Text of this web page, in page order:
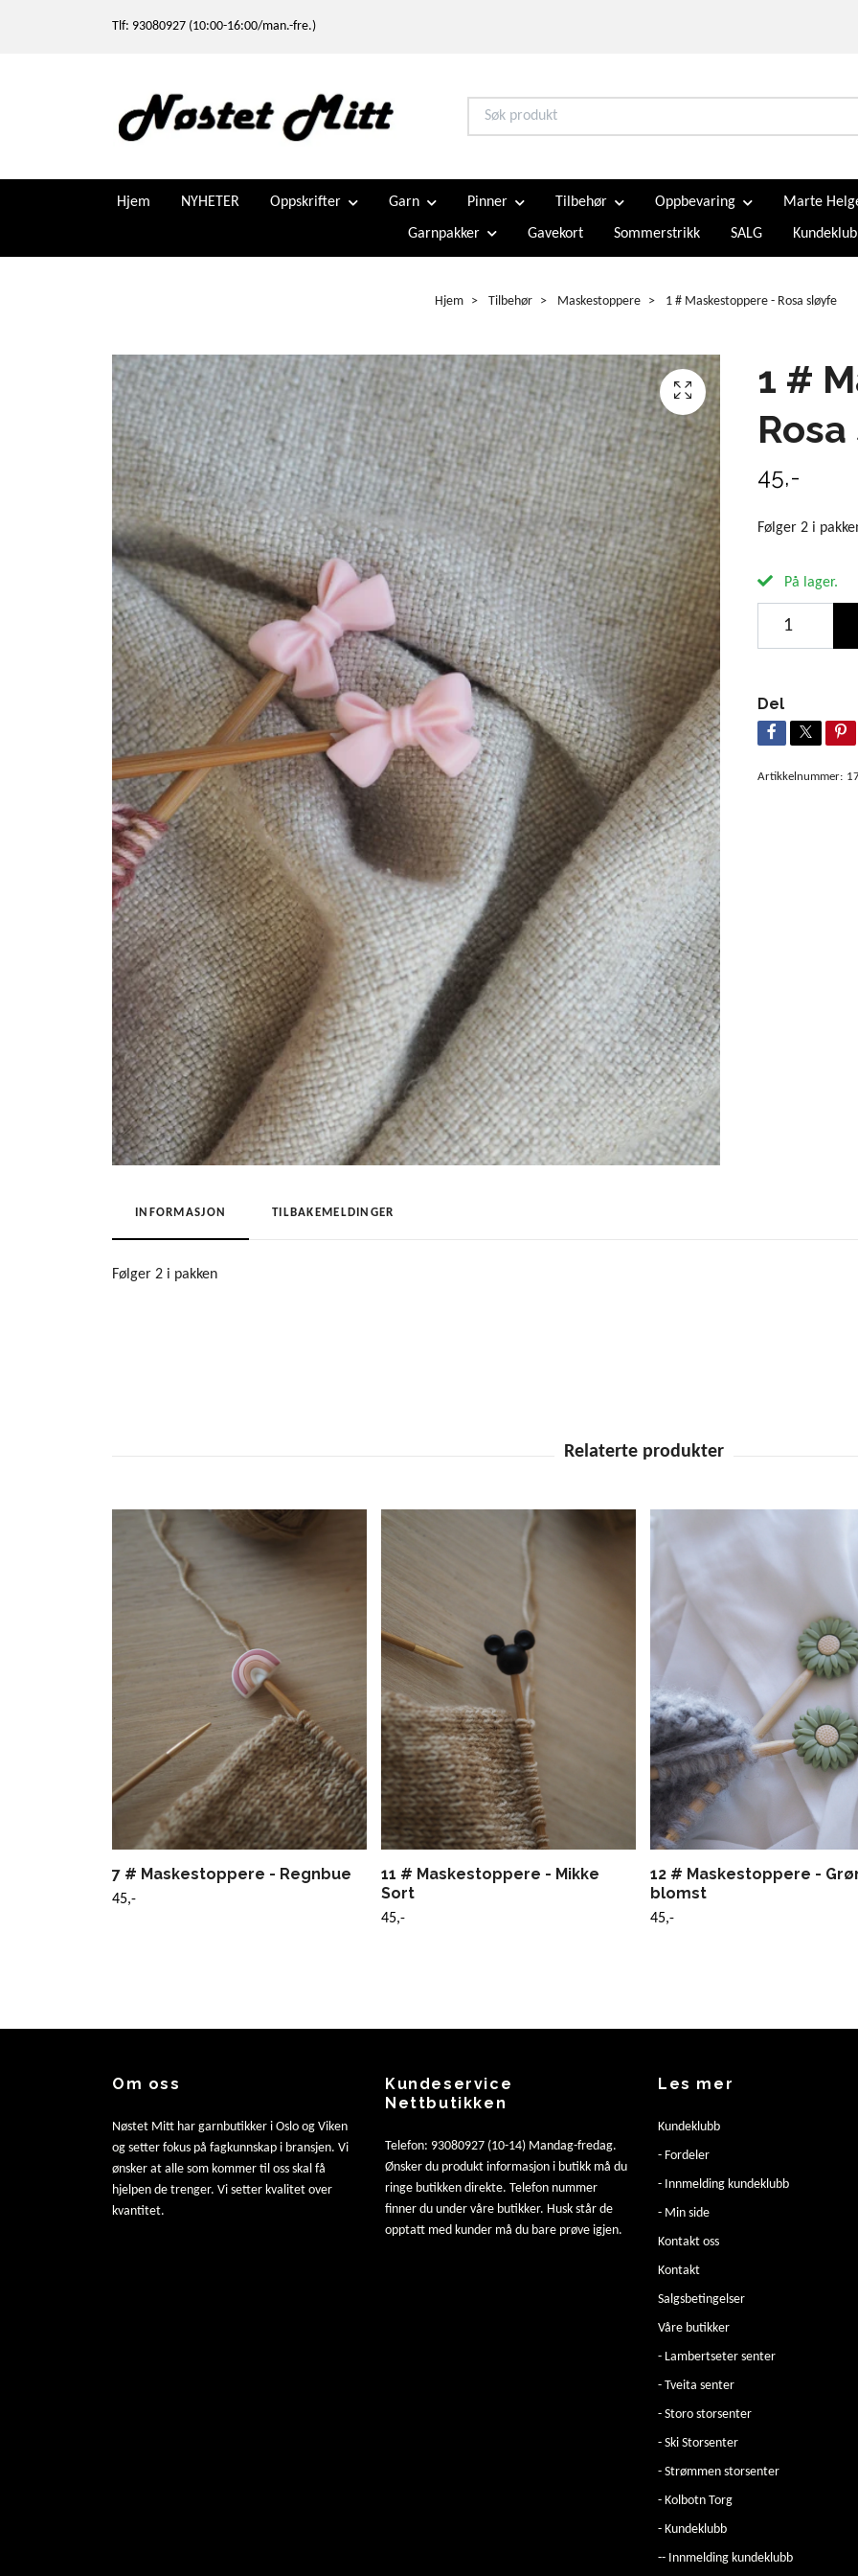
Tlf: 93080927 (10:00-16:00/man.-fre.)
Hjem NYHETER Oppskrifter Garn Pinner Tilbehør Oppbevaring Marte
Garnpakker Gavekort Sommerstrikk SALG
Hjem Tilbehør Maskestoppere 1 # Maskestoppere - Rosa sløyfe
1 #
45,-
Følger 2 i
På lager.
Del
Artikkelnummer:
INFORMASJON TILBAKEMELDINGER
Følger 2 i pakken
7 # Maskestoppere - Regnbue
45,-
11 # Maskestoppere - Mikke
Sort
45,-
12 # Maskestoppere -
blomst
45,-
Om oss
Nøstet Mitt har garnbutikker i Oslo og Viken
og setter fokus på fagkunnskap i bransjen. Vi
ønsker at alle som kommer til oss skal få
hjelpen de trenger. Vi setter kvalitet over
kvantitet.
Kundeservice
Nettbutikken
Telefon: 93080927 (10-14) Mandag-fredag.
Ønsker du produkt informasjon i butikk må du
ringe butikken direkte. Telefon nummer
finner du under våre butikker. Husk står de
opptatt med kunder må du bare prøve igjen.
Les mer
Kundeklubb
- Fordeler
- Innmelding kundeklubb
- Min side
Kontakt oss
Kontakt
Salgsbetingelser
Våre butikker
- Lambertseter senter
- Tveita senter
- Storo storsenter
- Ski Storsenter
- Strømmen storsenter
- Kolbotn Torg
- Kundeklubb
-- Innmelding kundeklubb